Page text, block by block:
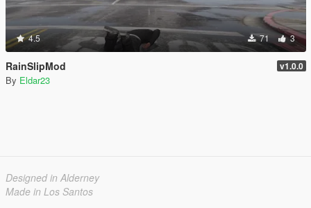
4.5 71 3
RainSlipMod v1.0.0
By Eldar23
Designed in Alderney
Made in Los Santos